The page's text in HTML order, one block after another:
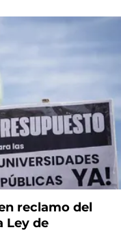
reclamo del
Ley de